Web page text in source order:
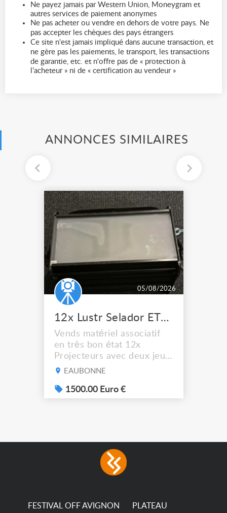
Ne payez jamais par Western Union, Moneygram et
autres services de paiement anonymes
Ne pas acheter ou vendre en dehors de votre pays. Ne
pas accepter les chèques des pays étrangers
Ce site n'est jamais impliqué dans aucune transaction, et
ne gère pas les paiements, le transport, les transactions
de garantie, etc. et n'offre pas de « protection à
l’acheteur » ni de « certification au vendeur »
ANNONCES SIMILAIRES
05/08/2026
12x Lustr Selador ETC Led 7x colors filtres
Vends matériel associatif
en très bon état 12x
Projecteurs avec deux jeux
de filtre filtre Lustr Selador
system – seven colour
LEDs providing the
consumption The
permanence of a 50,000-
EAUBONNE
1500.00 Euro €
FESTIVAL OFF AVIGNON PLATEAU